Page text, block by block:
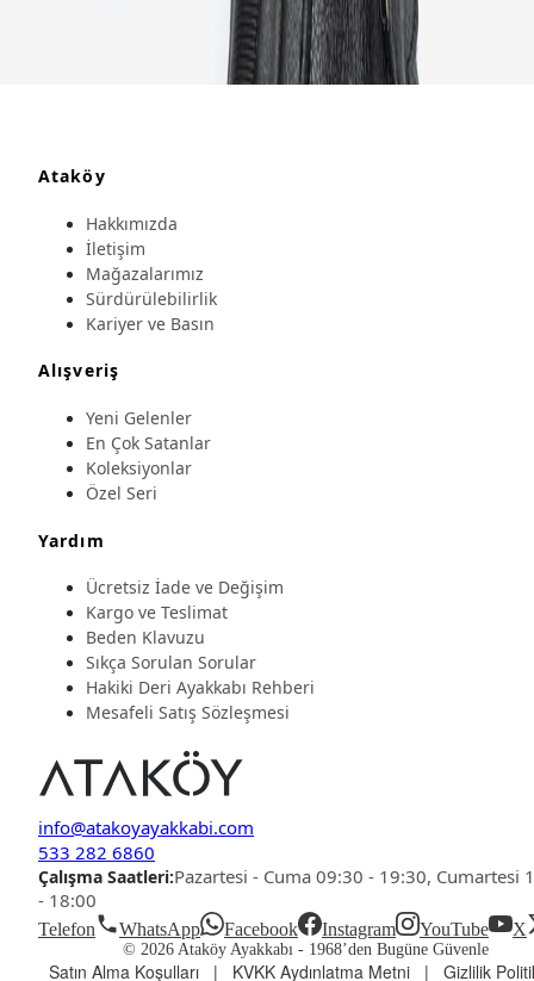
Ataköy
Hakkımızda
İletişim
Mağazalarımız
Sürdürülebilirlik
Kariyer ve Basın
Alışveriş
Yeni Gelenler
En Çok Satanlar
Koleksiyonlar
Özel Seri
Yardım
Ücretsiz İade ve Değişim
Kargo ve Teslimat
Beden Klavuzu
Sıkça Sorulan Sorular
Hakiki Deri Ayakkabı Rehberi
Mesafeli Satış Sözleşmesi
info@atakoyayakkabi.com
533 282 6860
Çalışma Saatleri:Pazartesi - Cuma 09:30 - 19:30, Cumartesi
- 18:00
Telefon WhatsApp Facebook Instagram YouTube X
© 2026 Ataköy Ayakkabı - 1968’den Bugüne Güvenle
Satın Alma Koşulları | KVKK Aydınlatma Metni | Gizlilik